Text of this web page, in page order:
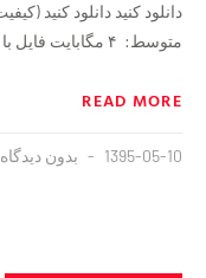
متوسط: ۴ مگابایت فايل با کیفیت بالا:
READ MORE
1395-05-10 بدون دیدگاه